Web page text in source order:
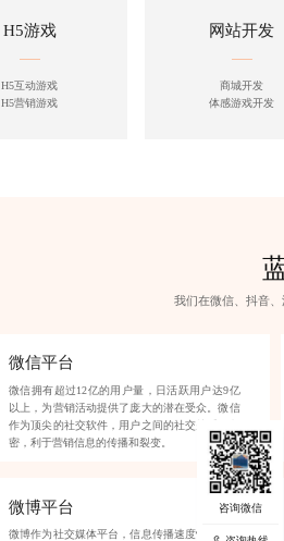
H5游戏
H5互动游戏
H5营销游戏
网站开发
商城开发
体感游戏开发
我们在微信、抖音
微信平台
微信拥有超过12亿的用户量，日活跃用户达9亿
以上，为营销活动提供了庞大的潜在受众。微信
作为顶尖的社交软件，用户之间的社交关系链紧
密，利于营销信息的传播和裂变。
微博平台
微博作为社交媒体平台，信息传播速度快，覆盖